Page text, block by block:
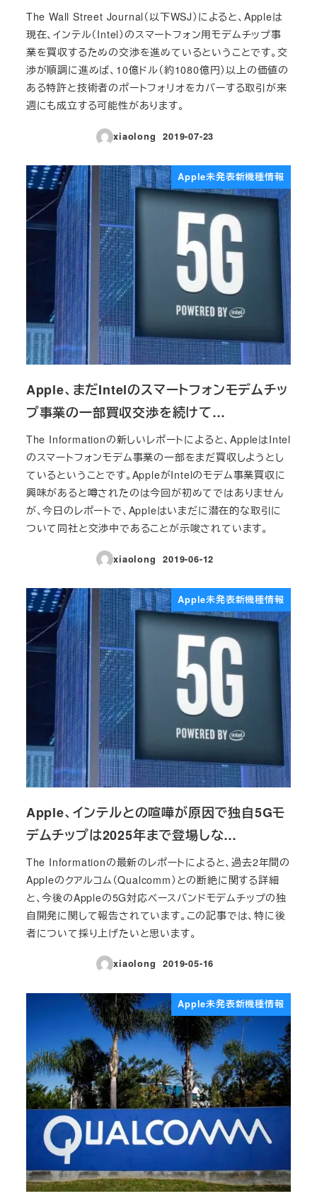
The Wall Street Journal（以下WSJ）によると、Appleは
現在、インテル（Intel）のスマートフォン用モデムチップ事
業を買収するための交渉を進めているということです。交
渉が順調に進めば、10億ドル（約1080億円）以上の価値の
ある特許と技術者のポートフォリオをカバーする取引が来
週にも成立する可能性があります。
xiaolong
投稿日
2019-07-23
Apple未発表新機種情報
Apple、まだIntelのスマートフォンモデムチッ
プ事業の一部買収交渉を続けて…
The Informationの新しいレポートによると、AppleはIntel
のスマートフォンモデム事業の一部をまだ買収しようとし
ているということです。AppleがIntelのモデム事業買収に
興味があると噂されたのは今回が初めてではありません
が、今日のレポートで、Appleはいまだに潜在的な取引に
ついて同社と交渉中であることが示唆されています。
xiaolong
投稿日
2019-06-12
Apple未発表新機種情報
Apple、インテルとの喧嘩が原因で独自5Gモ
デムチップは2025年まで登場しな…
The Informationの最新のレポートによると、過去2年間の
Appleのクアルコム（Qualcomm）との断絶に関する詳細
と、今後のAppleの5G対応ベースバンドモデムチップの独
自開発に関して報告されています。この記事では、特に後
者について採り上げたいと思います。
xiaolong
投稿日
2019-05-16
Apple未発表新機種情報